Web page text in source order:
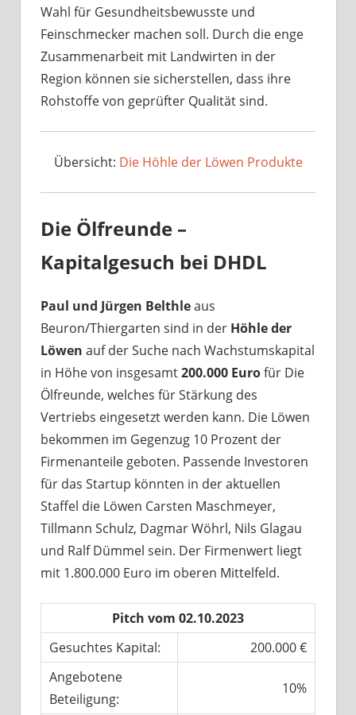
Wahl für Gesundheitsbewusste und
Feinschmecker machen soll. Durch die enge
Zusammenarbeit mit Landwirten in der
Region können sie sicherstellen, dass ihre
Rohstoffe von geprüfter Qualität sind.
Übersicht: Die Höhle der Löwen Produkte
Die Ölfreunde –
Kapitalgesuch bei DHDL
Paul und Jürgen Belthleaus
Beuron/Thiergarten sind in der Höhle der
Löwen auf der Suche nach Wachstumskapital
in Höhe von insgesamt200.000 Eurofür Die
Ölfreunde, welches für Stärkung des
Vertriebs eingesetzt werden kann. Die Löwen
bekommen im Gegenzug 10 Prozent der
Firmenanteile geboten. Passende Investoren
für das Startup könnten in der aktuellen
Staffel die Löwen Carsten Maschmeyer,
Tillmann Schulz, Dagmar Wöhrl, Nils Glagau
und Ralf Dümmel sein. Der Firmenwert liegt
mit 1.800.000 Euro im oberen Mittelfeld.
Pitch vom 02.10.2023
Gesuchtes Kapital:
200.000 €
Angebotene
Beteiligung:
10%